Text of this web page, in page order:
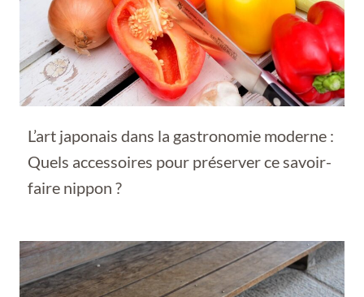
L’art japonais dans la gastronomie moderne :
Quels accessoires pour préserver ce savoir-
faire nippon ?